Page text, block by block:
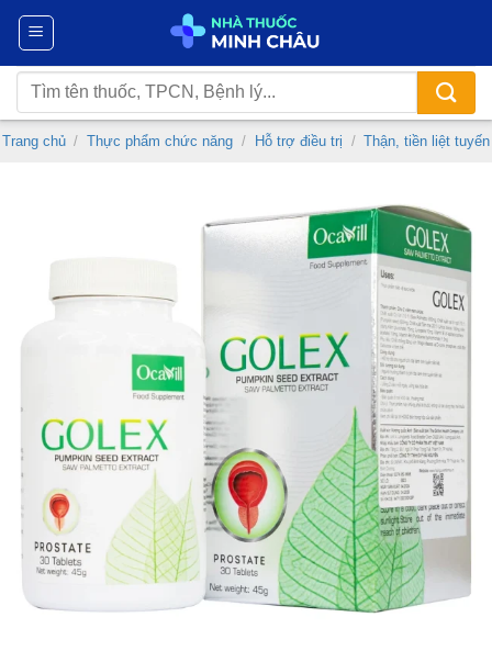
Chuyển
nội
dung
Tìm
kiếm:
Trang chủ / Thực phẩm chức năng / Hỗ trợ điều trị / Thận, tiền liệt tuyến